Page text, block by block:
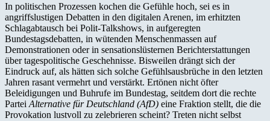
In politischen Prozessen kochen die Gefühle hoch, sei es in
angriffslustigen Debatten in den digitalen Arenen, im erhitzten
Schlagabtausch bei Polit-Talkshows, in aufgeregten
Bundestagsdebatten, in wütenden Menschenmassen auf
Demonstrationen oder in sensationslüsternen Berichterstattungen
über tagespolitische Geschehnisse. Bisweilen drängt sich der
Eindruck auf, als hätten sich solche Gefühlsausbrüche in den letzten
Jahren rasant vermehrt und verstärkt. Ertönen nicht öfter
Beleidigungen und Buhrufe im Bundestag, seitdem dort die rechte
Partei Alternative für Deutschland (AfD) eine Fraktion stellt, die die
Provokation lustvoll zu zelebrieren scheint? Treten nicht selbst